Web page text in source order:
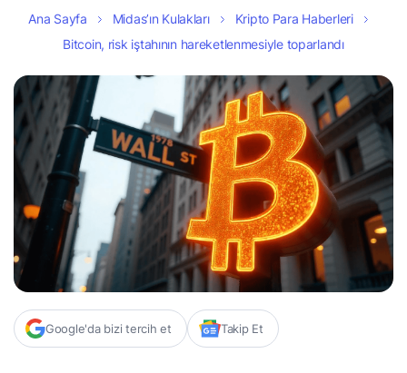
Ana Sayfa Midas’ın Kulakları
Kripto Para Haberleri
Bitcoin, risk iştahının hareketlenmesiyle toparlandı
Google'da bizi tercih et Takip Et